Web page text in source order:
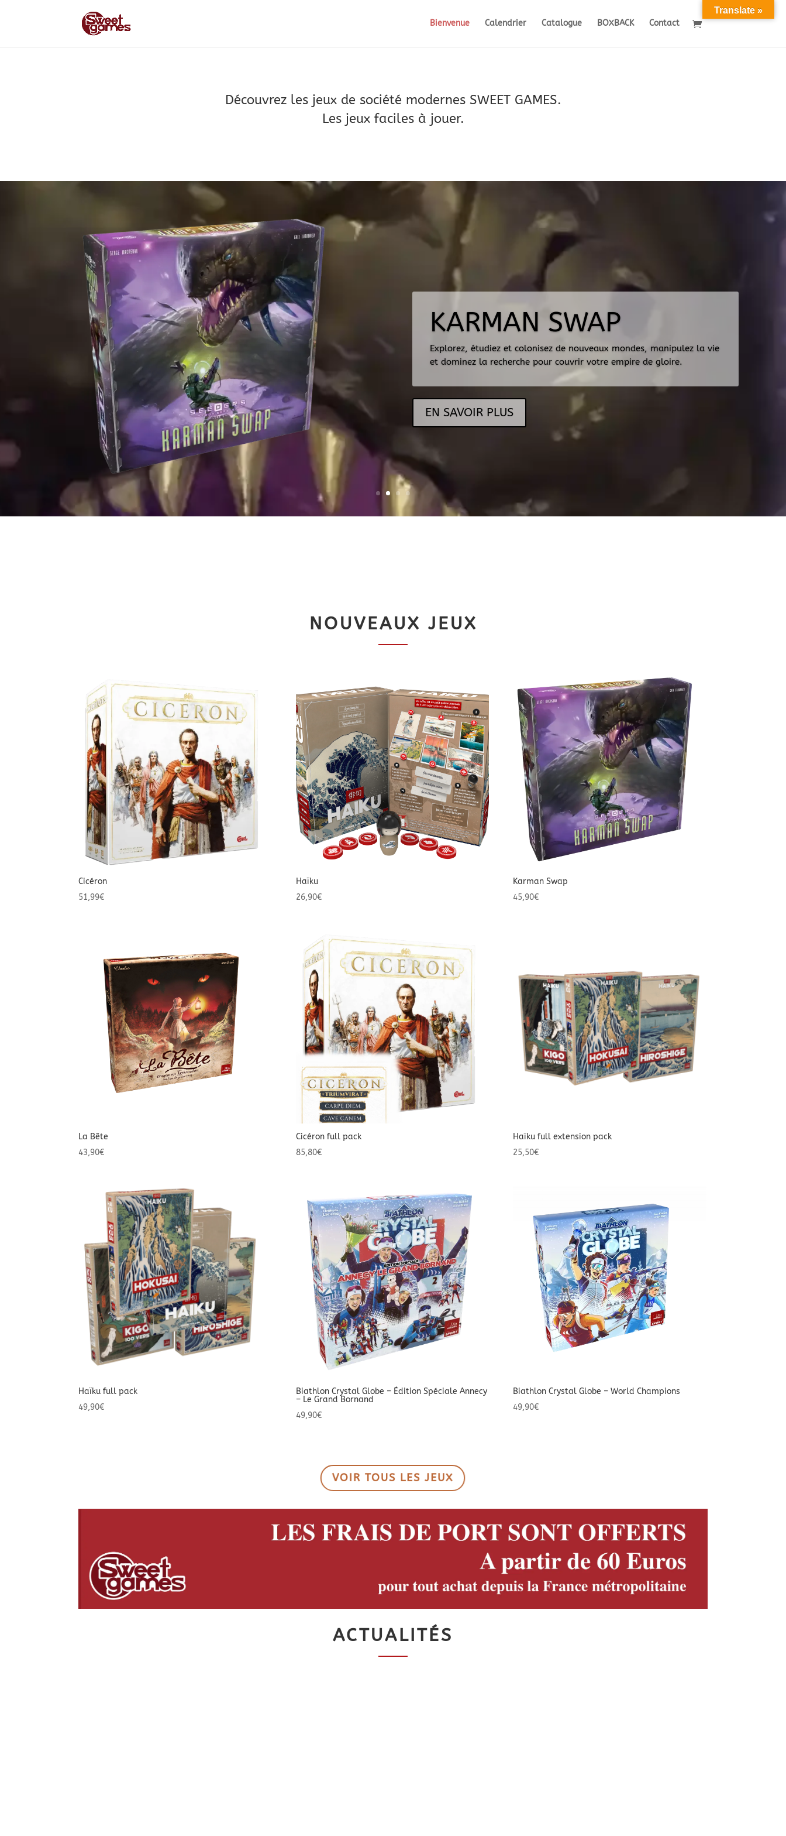
Bienvenue Calendrier Catalogue BOXBACK Contact
Découvrez les jeux de société modernes SWEET GAMES.
Les jeux faciles à jouer.
KARMAN SWAP
Explorez, étudiez et colonisez de nouveaux mondes, manipulez la vie
et dominez la recherche pour couvrir votre empire de gloire.
EN SAVOIR PLUS
NOUVEAUX JEUX
Cicéron
51,99€
Haïku
26,90€
Karman Swap
45,90€
La Bête
43,90€
Cicéron full pack
85,80€
Haïku full extension pack
25,50€
Haïku full pack
49,90€
Biathlon Crystal Globe – Édition Spéciale Annecy
– Le Grand Bornand
49,90€
Biathlon Crystal Globe – World Champions
49,90€
VOIR TOUS LES JEUX
ACTUALITÉS
Translate »